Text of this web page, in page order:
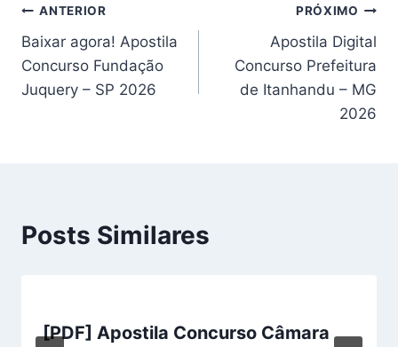
Navegação
de
Post
ANTERIOR
Baixar agora! Apostila
Concurso Fundação
Juquery – SP 2026
PRÓXIMO
Apostila Digital
Concurso Prefeitura
de Itanhandu – MG
2026
Posts Similares
[PDF] Apostila Concurso Câmara